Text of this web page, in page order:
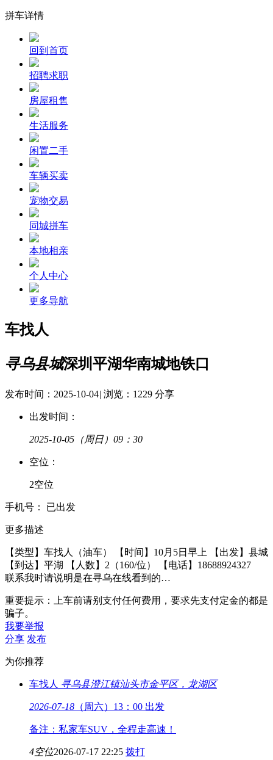
拼车详情
回到首页
招聘求职
房屋租售
生活服务
闲置二手
车辆买卖
宠物交易
同城拼车
本地相亲
个人中心
更多导航
车找人
寻乌县城深圳平湖华南城地铁口
发布时间：2025-10-04| 浏览：1229 分享
出发时间：
2025-10-05 （周日）09：30
空位：
2空位
手机号： 已出发
更多描述
【类型】车找人（油车） 【时间】10月5日早上 【出发】县城
【到达】平湖 【人数】2（160/位） 【电话】18688924327
联系我时请说明是在寻乌在线看到的…
重要提示：上车前请别支付任何费用，要求先支付定金的都是
骗子。
我要举报
分享 发布
为你推荐
车找人 寻乌县澄江镇汕头市金平区，龙湖区
2026-07-18 （周六）13：00 出发
备注：私家车SUV，全程走高速！
4空位2026-07-17 22:25 拨打